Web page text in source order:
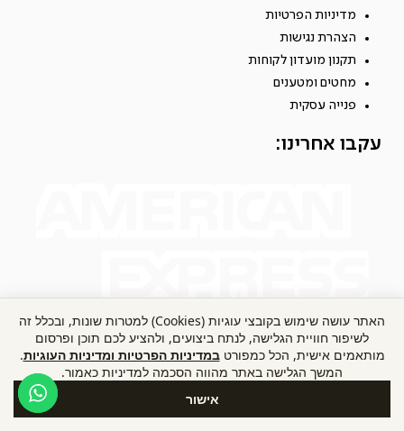
מדיניות הפרטיות
הצהרת נגישות
תקנון מועדון לקוחות
מחטים ומטענים
פנייה עסקית
עקבו אחרינו:
האתר עושה שימוש בקובצי עוגיות (Cookies) למטרות שונות, ובכלל זה
לשיפור חוויית הגלישה, לנתח ביצועים, ולהציע לכם תוכן ופרסום
מותאמים אישית, הכל כמפורטבמדיניות הפרטיות ומדיניות העוגיות.
המשך הגלישה באתר מהווה הסכמה למדיניות כאמור.
אישור